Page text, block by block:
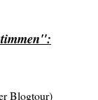
Blogtour)